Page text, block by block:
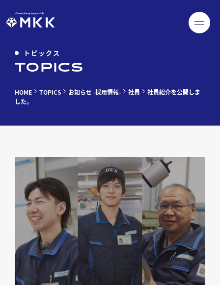
トピックス
TOPICS
HOME TOPICS お知らせ -採用情報- 社員
社員紹介を公開しま
した。